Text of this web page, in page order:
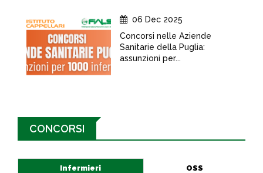
06 Dec 2025
Concorsi nelle Aziende
Sanitarie della Puglia:
assunzioni per...
CONCORSI
Infermieri OSS